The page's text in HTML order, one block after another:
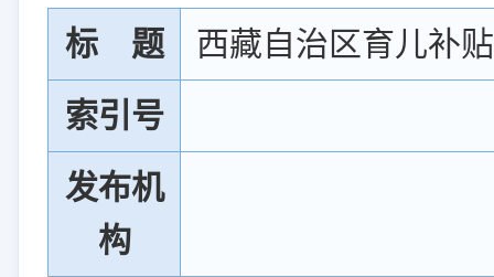
标 题
西藏自治区育儿补
索引号
发布机
构